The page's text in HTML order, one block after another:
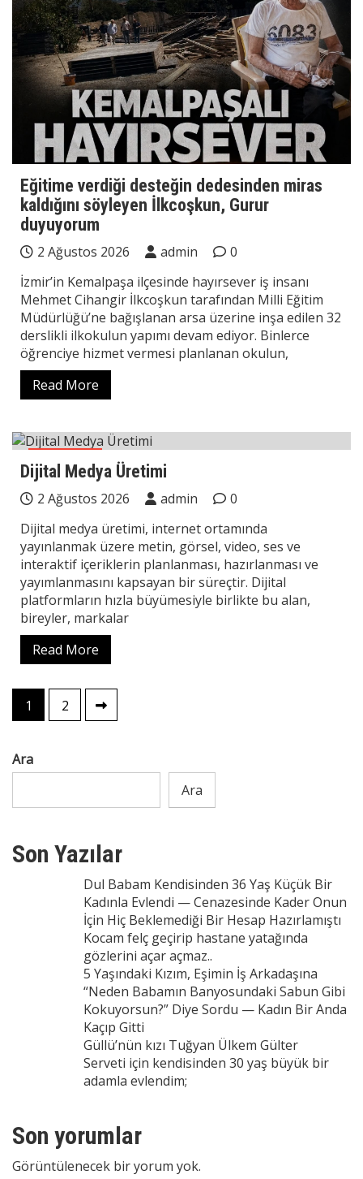
Eğitime verdiği desteğin dedesinden miras
kaldığını söyleyen İlkcoşkun, Gurur
duyuyorum
2 Ağustos 2026 admin
0
İzmir’in Kemalpaşa ilçesinde hayırsever iş insanı
Mehmet Cihangir İlkcoşkun tarafından Milli Eğitim
Müdürlüğü’ne bağışlanan arsa üzerine inşa edilen 32
derslikli ilkokulun yapımı devam ediyor. Binlerce
öğrenciye hizmet vermesi planlanan okulun,
Read More
Teknoloji
Dijital Medya Üretimi
2 Ağustos 2026 admin
0
Dijital medya üretimi, internet ortamında
yayınlanmak üzere metin, görsel, video, ses ve
interaktif içeriklerin planlanması, hazırlanması ve
yayımlanmasını kapsayan bir süreçtir. Dijital
platformların hızla büyümesiyle birlikte bu alan,
bireyler, markalar
Read More
Yazı
sayfalaması
1 2
Ara
Ara
Son Yazılar
Dul Babam Kendisinden 36 Yaş Küçük Bir
Kadınla Evlendi — Cenazesinde Kader Onun
İçin Hiç Beklemediği Bir Hesap Hazırlamıştı
Kocam felç geçirip hastane yatağında
gözlerini açar açmaz..
5 Yaşındaki Kızım, Eşimin İş Arkadaşına
“Neden Babamın Banyosundaki Sabun Gibi
Kokuyorsun?” Diye Sordu — Kadın Bir Anda
Kaçıp Gitti
Güllü’nün kızı Tuğyan Ülkem Gülter
Serveti için kendisinden 30 yaş büyük bir
adamla evlendim;
Son yorumlar
Görüntülenecek bir yorum yok.